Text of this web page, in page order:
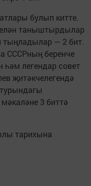
булып китте.
таныштырдылар
тыңладылар — 2 бит.
СССРның беренче
һәм легендар совет
җитәкчелегендә
3 биттә
тарихына